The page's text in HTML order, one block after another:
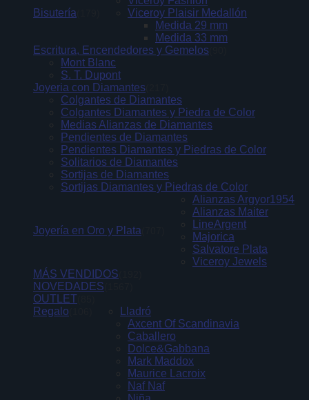
Bisutería
Viceroy Plaisir Medallón
Medida 29 mm
Medida 33 mm
Escritura, Encendedores y Gemelos
Mont Blanc
S. T. Dupont
Joyeria con Diamantes
Colgantes de Diamantes
Colgantes Diamantes y Piedra de Color
Medias Alianzas de Diamantes
Pendientes de Diamantes
Pendientes Diamantes y Piedras de Color
Solitarios de Diamantes
Sortijas de Diamantes
Sortijas Diamantes y Piedras de Color
Joyería en Oro y Plata
Alianzas Argyor1954
Alianzas Maiter
LineArgent
Majorica
Salvatore Plata
Viceroy Jewels
MÁS VENDIDOS
NOVEDADES
OUTLET
Regalo Lladró
Axcent Of Scandinavia
Caballero
Dolce&Gabbana
Mark Maddox
Maurice Lacroix
Naf Naf